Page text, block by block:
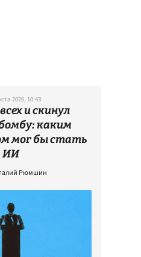
2026, 10:43
и скинул
каким
мог бы стать
ИИ
Рюмшин